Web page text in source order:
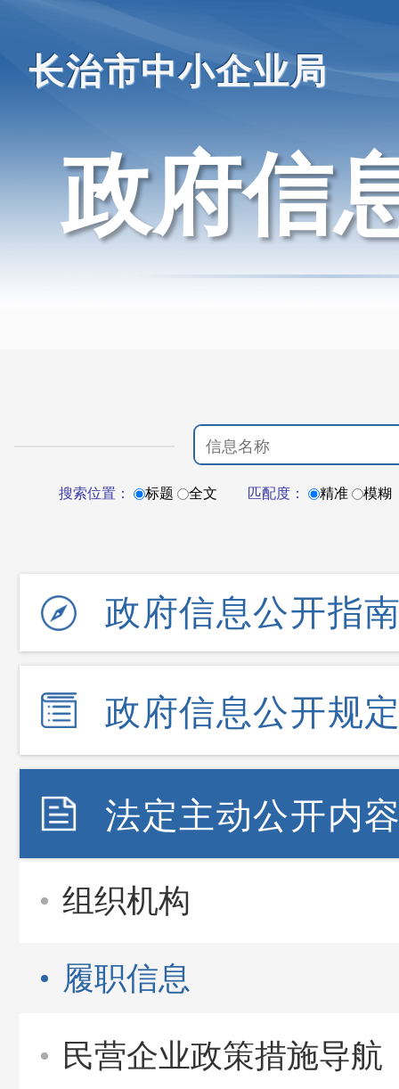
长治市中小企业局
政府信
搜索位置： 标题 全文 匹配度： 精准 模糊
政府信息公开指
政府信息公开规
法定主动公开内
组织机构
履职信息
民营企业政策措施导航